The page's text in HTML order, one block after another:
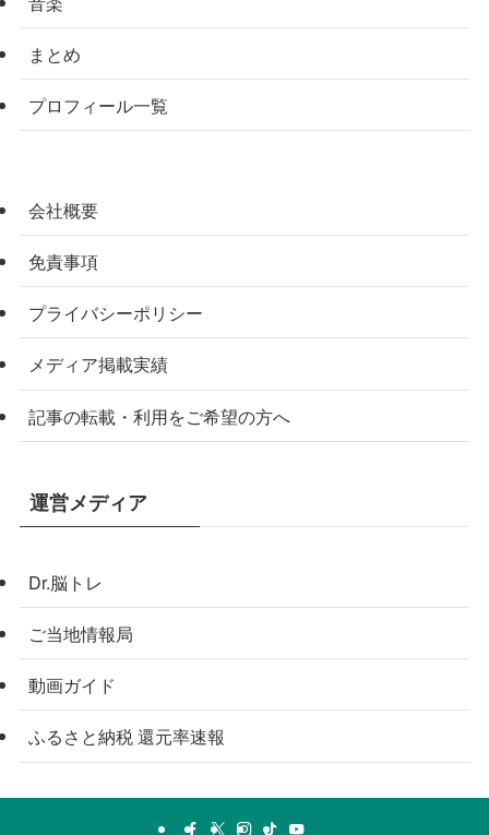
まとめ
プロフィール一覧
会社概要
免責事項
プライバシーポリシー
メディア掲載実績
記事の転載・利用をご希望の方へ
運営メディア
Dr.脳トレ
ご当地情報局
動画ガイド
ふるさと納税 還元率速報